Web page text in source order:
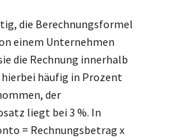
die Berechnungsformel
einem Unternehmen
die Rechnung innerhalb
häufig in Prozent
der
liegt bei 3 %. In
= Rechnungsbetrag x